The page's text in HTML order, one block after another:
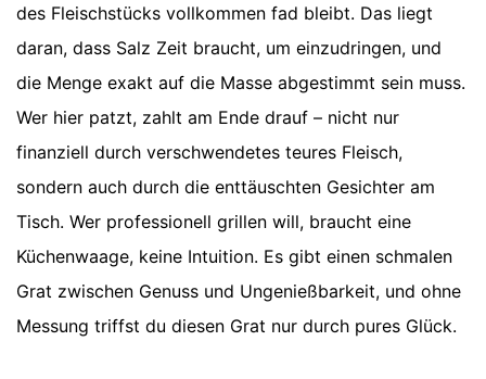
des Fleischstücks vollkommen fad bleibt. Das liegt
daran, dass Salz Zeit braucht, um einzudringen, und
die Menge exakt auf die Masse abgestimmt sein muss.
Wer hier patzt, zahlt am Ende drauf – nicht nur
finanziell durch verschwendetes teures Fleisch,
sondern auch durch die enttäuschten Gesichter am
Tisch. Wer professionell grillen will, braucht eine
Küchenwaage, keine Intuition. Es gibt einen schmalen
Grat zwischen Genuss und Ungenießbarkeit, und ohne
Messung triffst du diesen Grat nur durch pures Glück.